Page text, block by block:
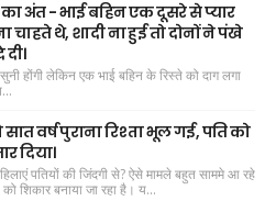
अंत - भाई बहिन एक दूसरे से प्यार
चाहते थे, शादी ना हुई तो दोनों ने पंखे
होंगी लेकिन एक भाई बहिन के रिस्ते को दाग लगा
सात वर्ष पुराना रिश्ता भूल गई, पति को
दिया।
पतियों की जिंदगी से? ऐसे मामले बहुत साममे आ रहे
को शिकार बनाया जा रहा है। य...